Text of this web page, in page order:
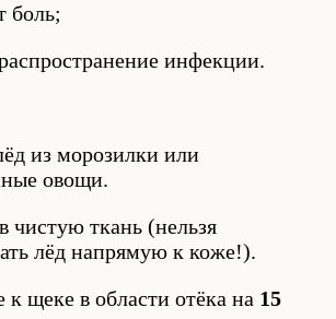
боль;
инфекции.
из морозилки или
овощи.
чистую ткань (нельзя
лёд напрямую к коже!).
щеке в области отёка на 15